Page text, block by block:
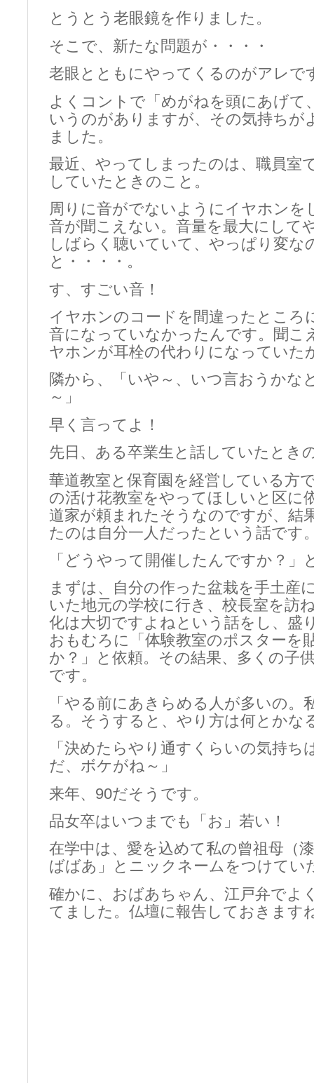
とうとう老眼鏡を作りました。
そこで、新たな問題が・・・・
老眼とともにやってくるのがアレで
よくコントで「めがねを頭にあげて
いうのがありますが、その気持ちが
ました。
最近、やってしまったのは、職員室
していたときのこと。
周りに音がでないようにイヤホンを
音が聞こえない。音量を最大にして
しばらく聴いていて、やっぱり変な
と・・・・。
す、すごい音！
イヤホンのコードを間違ったところ
音になっていなかったんです。聞こ
ヤホンが耳栓の代わりになっていた
隣から、「いや～、いつ言おうかな
～」
早く言ってよ！
先日、ある卒業生と話していたとき
華道教室と保育園を経営している方
の活け花教室をやってほしいと区に
道家が頼まれたそうなのですが、結
たのは自分一人だったという話です
「どうやって開催したんですか？」
まずは、自分の作った盆栽を手土産
いた地元の学校に行き、校長室を訪
化は大切ですよねという話をし、盛
おもむろに「体験教室のポスターを
か？」と依頼。その結果、多くの子
です。
「やる前にあきらめる人が多いの。
る。そうすると、やり方は何とかな
「決めたらやり通すくらいの気持ち
だ、ボケがね～」
来年、90だそうです。
品女卒はいつまでも「お」若い！
在学中は、愛を込めて私の曾祖母（
ばばあ」とニックネームをつけてい
確かに、おばあちゃん、江戸弁でよ
てました。仏壇に報告しておきます